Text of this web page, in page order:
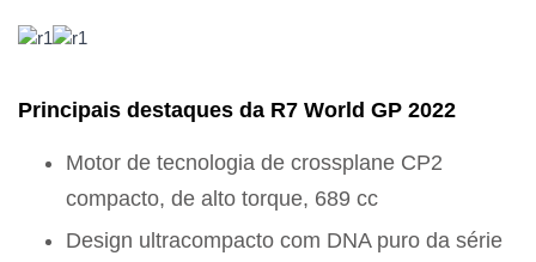
Principais destaques da R7 World GP 2022
Motor de tecnologia de crossplane CP2
compacto, de alto torque, 689 cc
Design ultracompacto com DNA puro da série